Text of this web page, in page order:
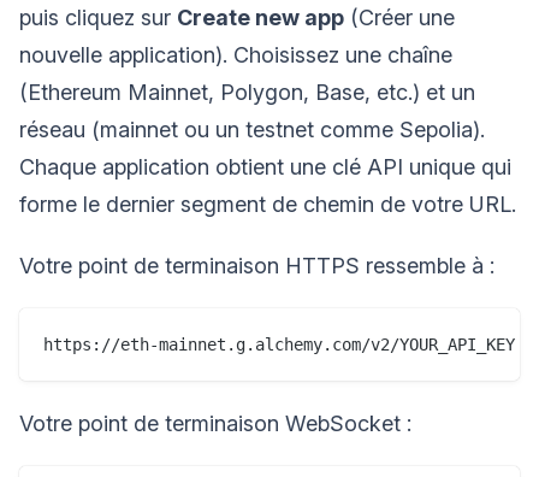
puis cliquez sur Create new app (Créer une
nouvelle application). Choisissez une chaîne
(Ethereum Mainnet, Polygon, Base, etc.) et un
réseau (mainnet ou un testnet comme Sepolia).
Chaque application obtient une clé API unique qui
forme le dernier segment de chemin de votre URL.
Votre point de terminaison HTTPS ressemble à :
Votre point de terminaison WebSocket :